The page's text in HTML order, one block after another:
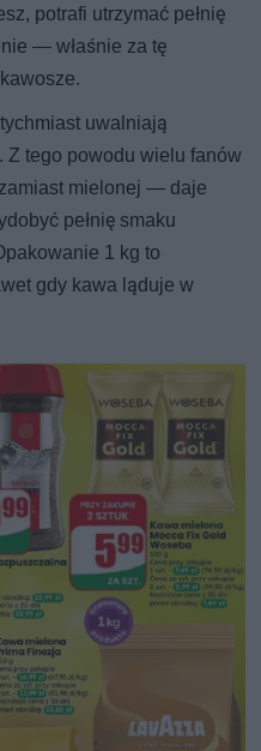
potrafi utrzymać pełnię
— właśnie za tę
uwalniają
Z tego powodu wielu fanów
mielonej — daje
pełnię smaku
1 kg to
gdy kawa ląduje w